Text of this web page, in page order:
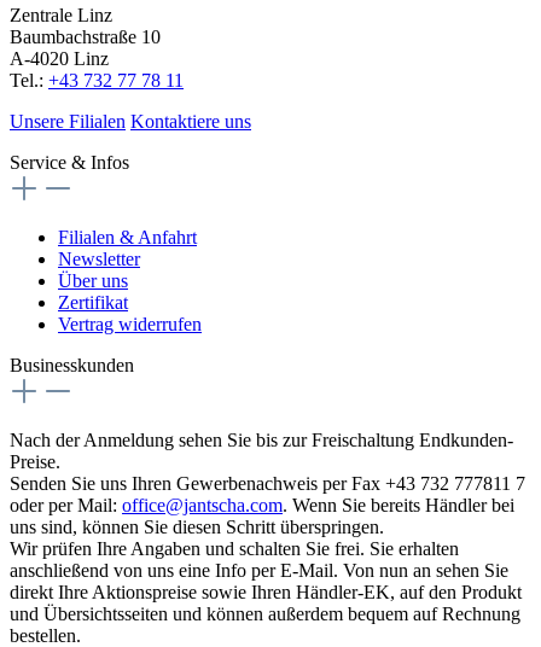
Zentrale Linz
Baumbachstraße 10
A-4020 Linz
Tel.: +43 732 77 78 11
Unsere Filialen Kontaktiere uns
Service & Infos
Filialen & Anfahrt
Newsletter
Über uns
Zertifikat
Vertrag widerrufen
Businesskunden
Nach der Anmeldung sehen Sie bis zur Freischaltung Endkunden-
Preise.
Senden Sie uns Ihren Gewerbenachweis per Fax +43 732 777811 7
oder per Mail: office@jantscha.com. Wenn Sie bereits Händler bei
uns sind, können Sie diesen Schritt überspringen.
Wir prüfen Ihre Angaben und schalten Sie frei. Sie erhalten
anschließend von uns eine Info per E-Mail. Von nun an sehen Sie
direkt Ihre Aktionspreise sowie Ihren Händler-EK, auf den Produkt
und Übersichtsseiten und können außerdem bequem auf Rechnung
bestellen.